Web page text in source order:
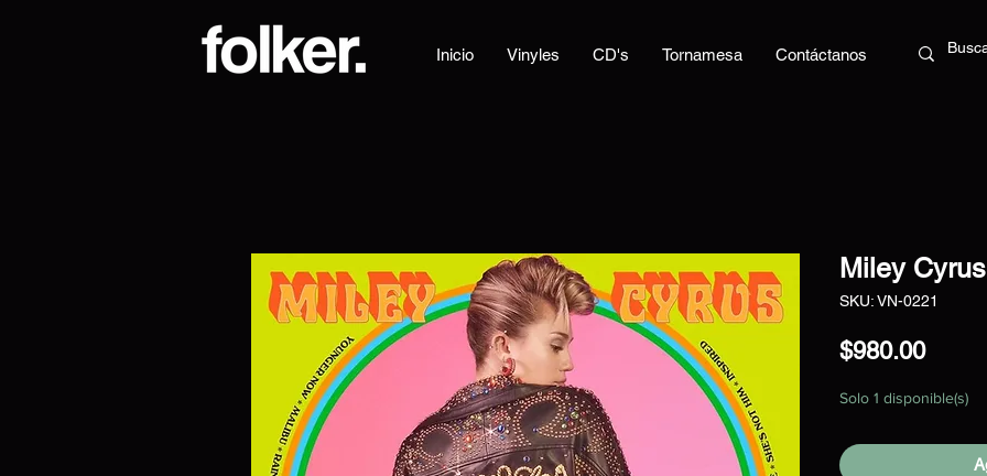
Inicio Vinyles CD's Tornamesa Contáctanos
Miley
SKU: VN-0221
$980.00Precio
Solo 1 disponible(s)